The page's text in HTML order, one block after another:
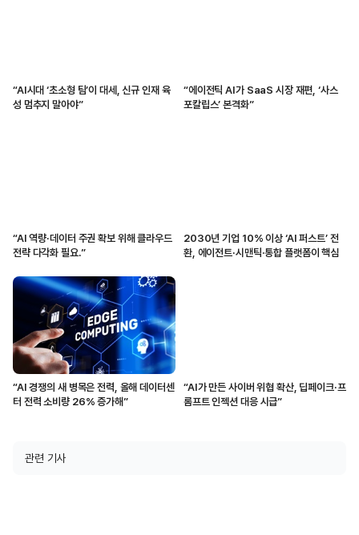
“AI시대 ‘초소형 팀’이 대세, 신규 인재 육
성 멈추지 말아야”
“에이전틱 AI가 SaaS 시장 재편, ‘사스
포칼립스’ 본격화”
“AI 역량·데이터 주권 확보 위해 클라우드
전략 다각화 필요.”
2030년 기업 10% 이상 ‘AI 퍼스트’ 전
환, 에이전트·시맨틱·통합 플랫폼이 핵심
“AI 경쟁의 새 병목은 전력, 올해 데이터센
터 전력 소비량 26% 증가해”
“AI가 만든 사이버 위협 확산, 딥페이크·프
롬프트 인젝션 대응 시급”
관련 기사